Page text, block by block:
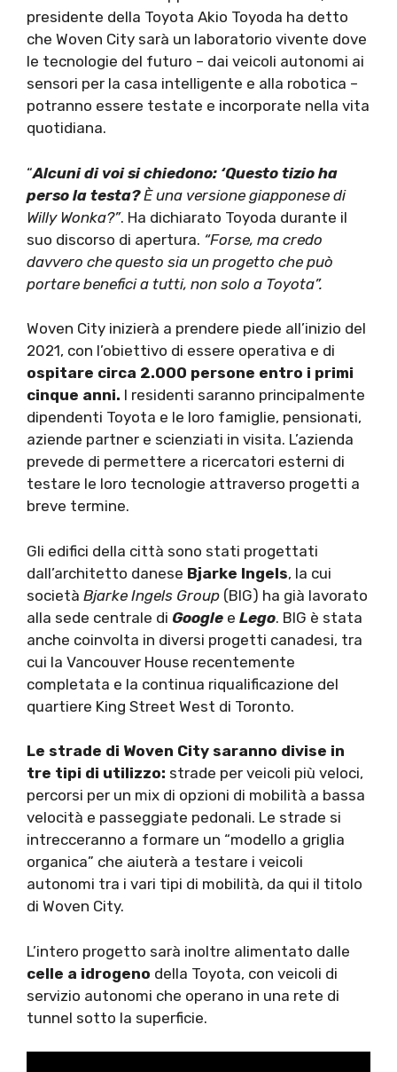
presidente della Toyota Akio Toyoda ha detto
che Woven City sarà un laboratorio vivente dove
le tecnologie del futuro – dai veicoli autonomi ai
sensori per la casa intelligente e alla robotica –
potranno essere testate e incorporate nella vita
quotidiana.
“Alcuni di voi si chiedono: ‘Questo tizio ha
perso la testa?È una versione giapponese di
Willy Wonka?”. Ha dichiarato Toyoda durante il
suo discorso di apertura. “Forse, ma credo
davvero che questo sia un progetto che può
portare benefici a tutti, non solo a Toyota”.
Woven City inizierà a prendere piede all’inizio del
2021, con l’obiettivo di essere operativa e di
ospitare circa 2.000 persone entro i primi
cinque anni. I residenti saranno principalmente
dipendenti Toyota e le loro famiglie, pensionati,
aziende partner e scienziati in visita. L’azienda
prevede di permettere a ricercatori esterni di
testare le loro tecnologie attraverso progetti a
breve termine.
Gli edifici della città sono stati progettati
dall’architetto danese Bjarke Ingels, la cui
società Bjarke Ingels Group (BIG) ha già lavorato
alla sede centrale di Google e Lego. BIG è stata
anche coinvolta in diversi progetti canadesi, tra
cui la Vancouver House recentemente
completata e la continua riqualificazione del
quartiere King Street West di Toronto.
Le strade di Woven City saranno divise in
tre tipi di utilizzo: strade per veicoli più veloci,
percorsi per un mix di opzioni di mobilità a bassa
velocità e passeggiate pedonali. Le strade si
intrecceranno a formare un “modello a griglia
organica” che aiuterà a testare i veicoli
autonomi tra i vari tipi di mobilità, da qui il titolo
di Woven City.
L’intero progetto sarà inoltre alimentato dalle
celle a idrogeno della Toyota, con veicoli di
servizio autonomi che operano in una rete di
tunnel sotto la superficie.